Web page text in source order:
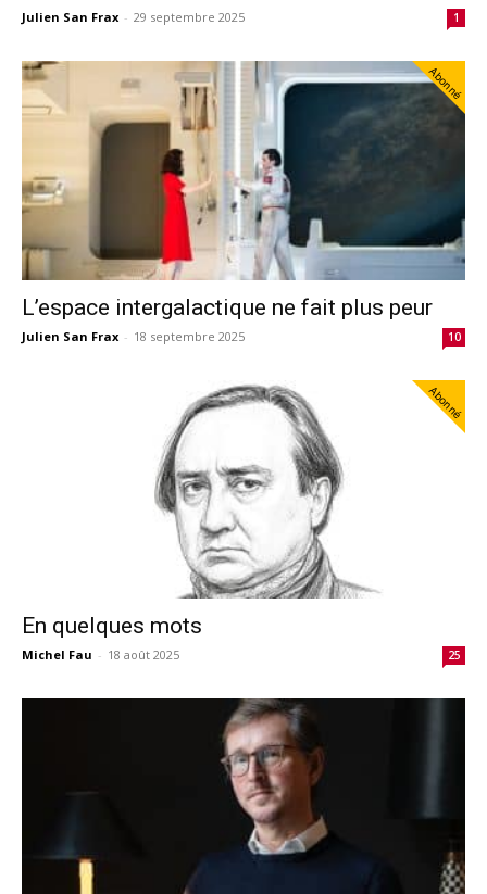
Julien San Frax - 29 septembre 2025 1
Abonné
L’espace intergalactique ne fait plus peur
Julien San Frax - 18 septembre 2025 10
Abonné
En quelques mots
Michel Fau - 18 août 2025 25